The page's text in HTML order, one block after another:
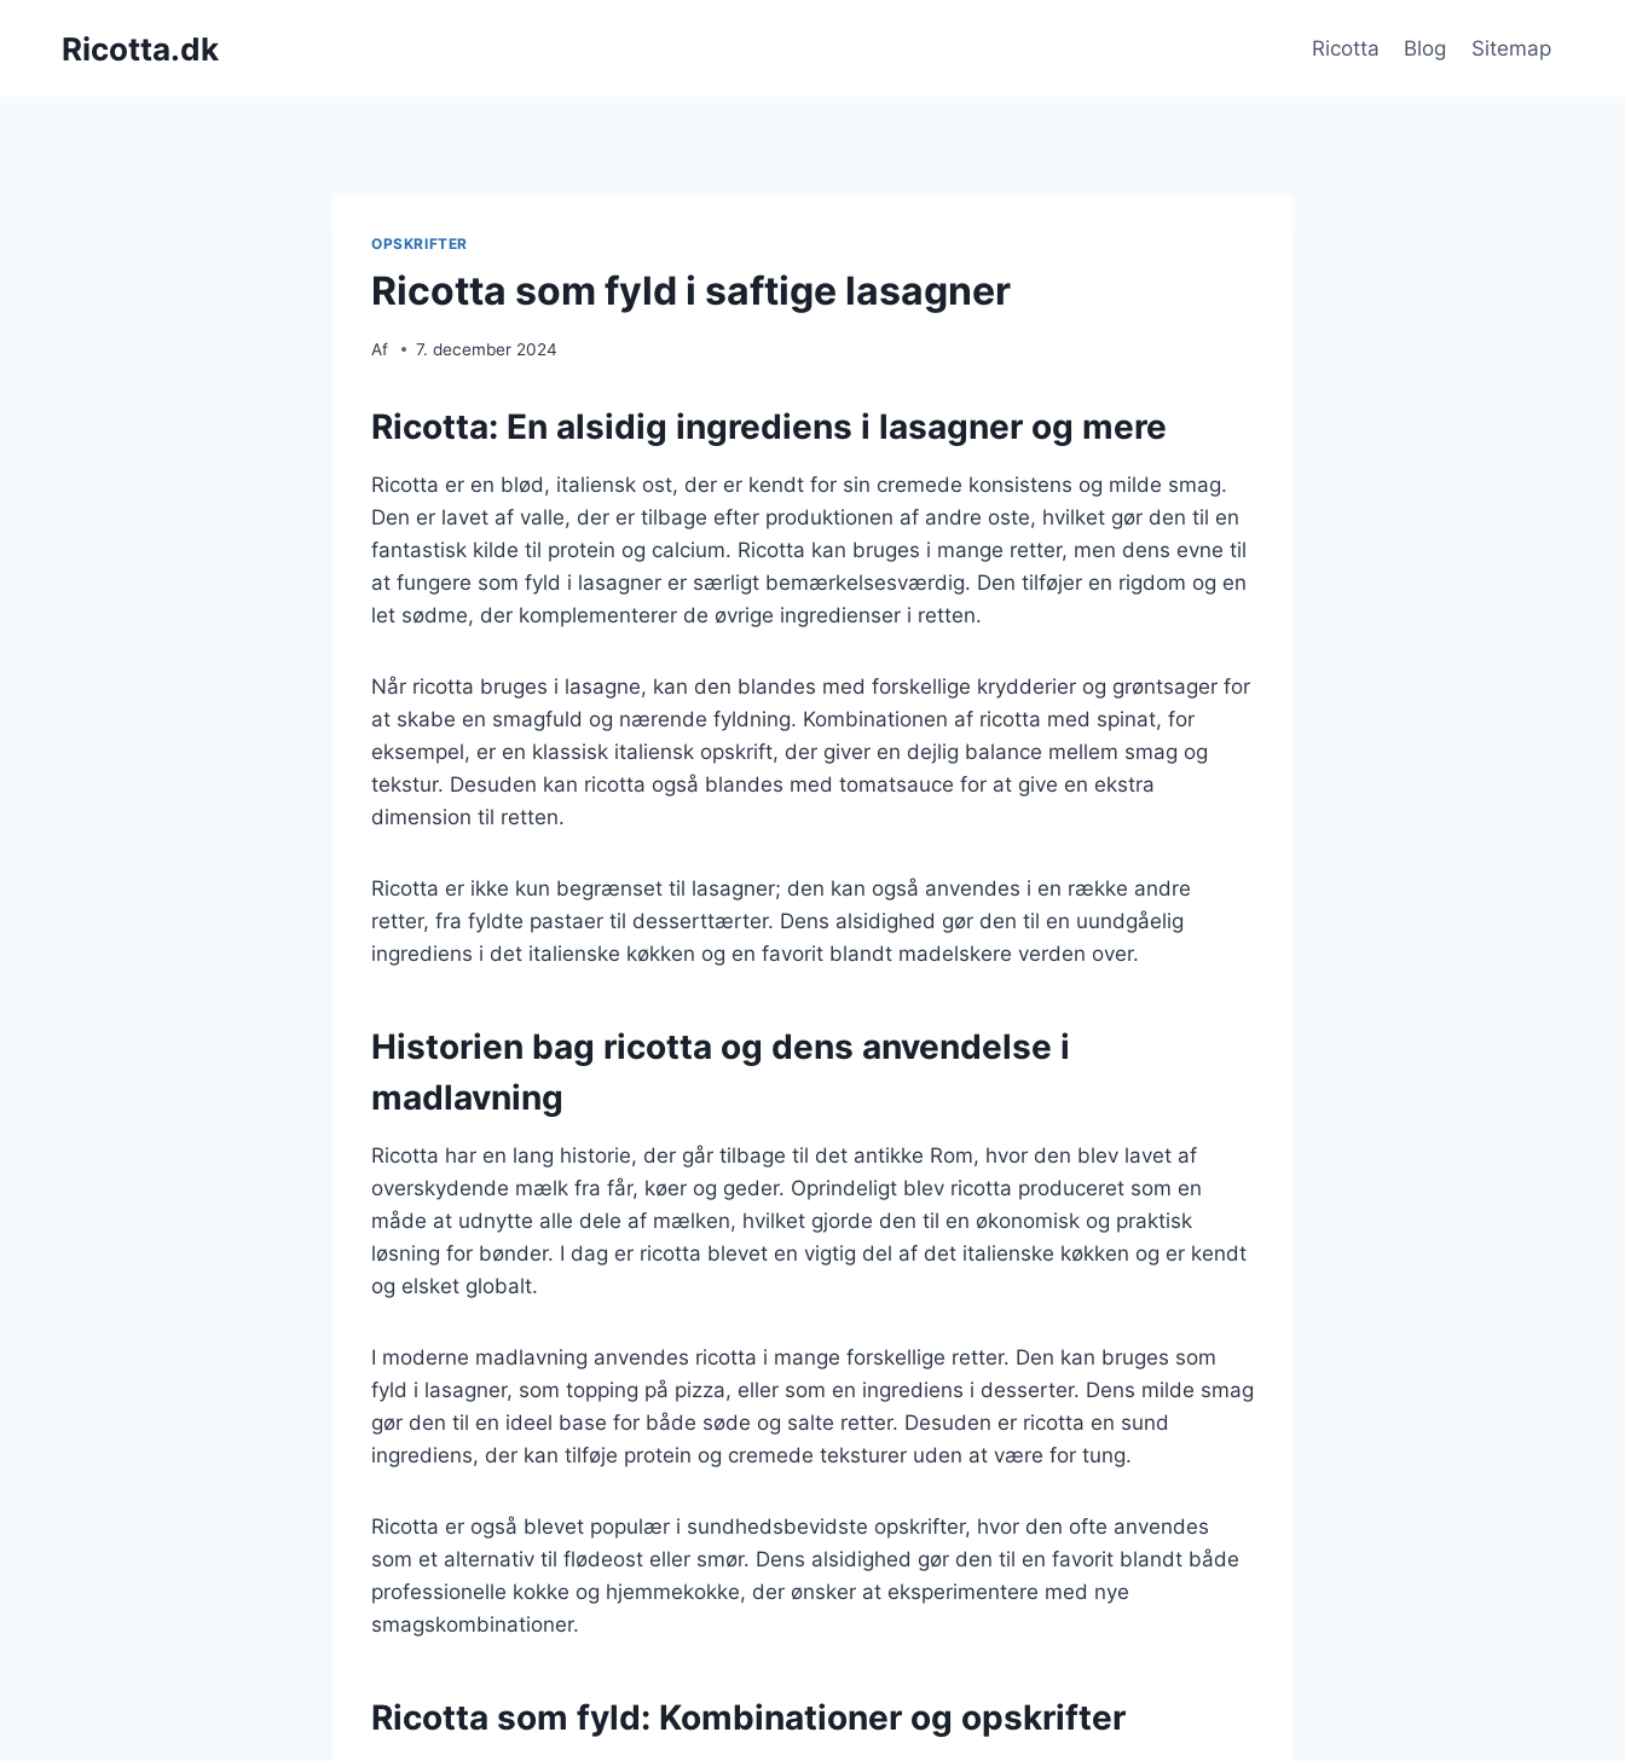
Ricotta.dk Ricotta Blog Sitemap
OPSKRIFTER
Ricotta som fyld i saftige lasagner
Af 7. december 2024
Ricotta: En alsidig ingrediens i lasagner og mere
Ricotta er en blød, italiensk ost, der er kendt for sin cremede konsistens og milde smag.
Den er lavet af valle, der er tilbage efter produktionen af andre oste, hvilket gør den til en
fantastisk kilde til protein og calcium. Ricotta kan bruges i mange retter, men dens evne til
at fungere som fyld i lasagner er særligt bemærkelsesværdig. Den tilføjer en rigdom og en
let sødme, der komplementerer de øvrige ingredienser i retten.
Når ricotta bruges i lasagne, kan den blandes med forskellige krydderier og grøntsager for
at skabe en smagfuld og nærende fyldning. Kombinationen af ricotta med spinat, for
eksempel, er en klassisk italiensk opskrift, der giver en dejlig balance mellem smag og
tekstur. Desuden kan ricotta også blandes med tomatsauce for at give en ekstra
dimension til retten.
Ricotta er ikke kun begrænset til lasagner; den kan også anvendes i en række andre
retter, fra fyldte pastaer til desserttærter. Dens alsidighed gør den til en uundgåelig
ingrediens i det italienske køkken og en favorit blandt madelskere verden over.
Historien bag ricotta og dens anvendelse i
madlavning
Ricotta har en lang historie, der går tilbage til det antikke Rom, hvor den blev lavet af
overskydende mælk fra får, køer og geder. Oprindeligt blev ricotta produceret som en
måde at udnytte alle dele af mælken, hvilket gjorde den til en økonomisk og praktisk
løsning for bønder. I dag er ricotta blevet en vigtig del af det italienske køkken og er kendt
og elsket globalt.
I moderne madlavning anvendes ricotta i mange forskellige retter. Den kan bruges som
fyld i lasagner, som topping på pizza, eller som en ingrediens i desserter. Dens milde smag
gør den til en ideel base for både søde og salte retter. Desuden er ricotta en sund
ingrediens, der kan tilføje protein og cremede teksturer uden at være for tung.
Ricotta er også blevet populær i sundhedsbevidste opskrifter, hvor den ofte anvendes
som et alternativ til flødeost eller smør. Dens alsidighed gør den til en favorit blandt både
professionelle kokke og hjemmekokke, der ønsker at eksperimentere med nye
smagskombinationer.
Ricotta som fyld: Kombinationer og opskrifter